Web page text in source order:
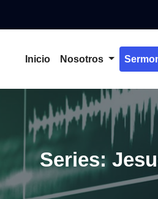
Inicio Nosotros
Series: